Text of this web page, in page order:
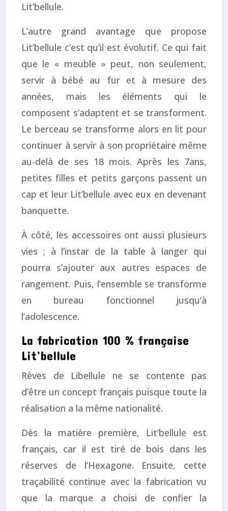
Lit’bellule.
L’autre grand avantage que propose
Lit’bellule c’est qu’il est évolutif. Ce qui fait
que le « meuble » peut, non seulement,
servir à bébé au fur et à mesure des
années, mais les éléments qui le
composent s’adaptent et se transforment.
Le berceau se transforme alors en lit pour
continuer à servir à son propriétaire même
au-delà de ses 18 mois. Après les 7ans,
petites filles et petits garçons passent un
cap et leur Lit’bellule avec eux en devenant
banquette.
À côté, les accessoires ont aussi plusieurs
vies ; à l’instar de la table à langer qui
pourra s’ajouter aux autres espaces de
rangement. Puis, l’ensemble se transforme
en bureau fonctionnel jusqu’à
l’adolescence.
La fabrication 100 % française
Lit’bellule
Rêves de Libellule ne se contente pas
d’être un concept français puisque toute la
réalisation a la même nationalité.
Dès la matière première, Lit’bellule est
français, car il est tiré de bois dans les
réserves de l’Hexagone. Ensuite, cette
traçabilité continue avec la fabrication vu
que la marque a choisi de confier la